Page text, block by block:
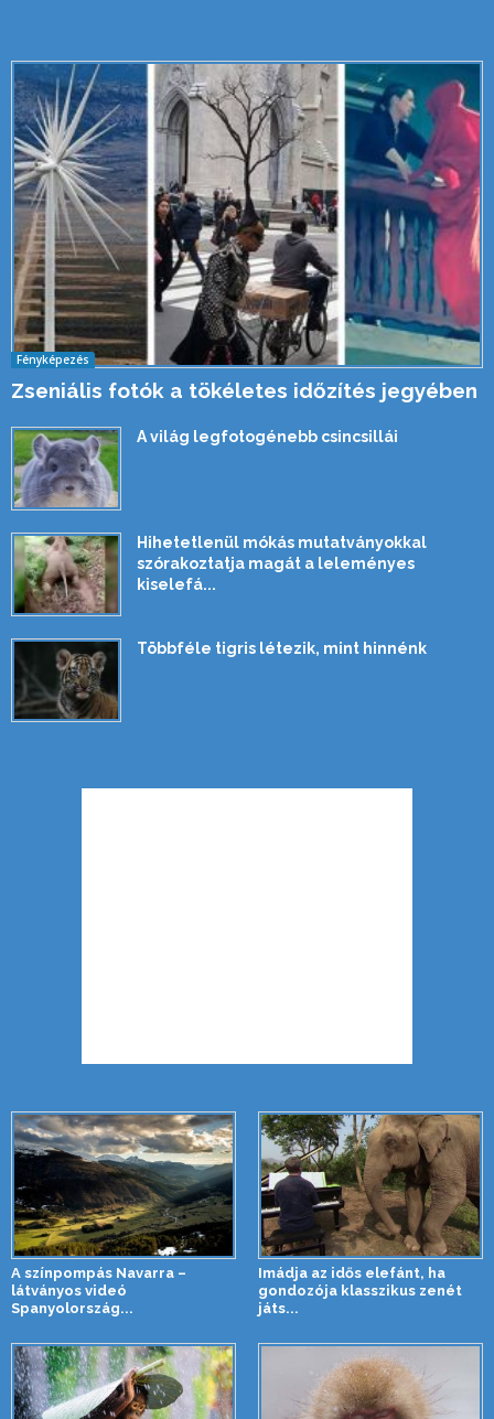
Fényképezés
Zseniális fotók a tökéletes időzítés jegyében
A világ legfotogénebb csincsillái
Hihetetlenül mókás mutatványokkal
szórakoztatja magát a leleményes
kiselefá...
Többféle tigris létezik, mint hinnénk
A színpompás Navarra –
látványos videó
Spanyolország...
Imádja az idős elefánt, ha
gondozója klasszikus zenét
játs...